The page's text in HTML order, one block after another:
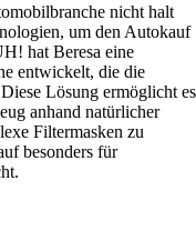
nicht halt
um den Autokauf
hat Beresa eine
entwickelt, die die
Lösung ermöglicht es
anhand natürlicher
Filtermasken zu
besonders für